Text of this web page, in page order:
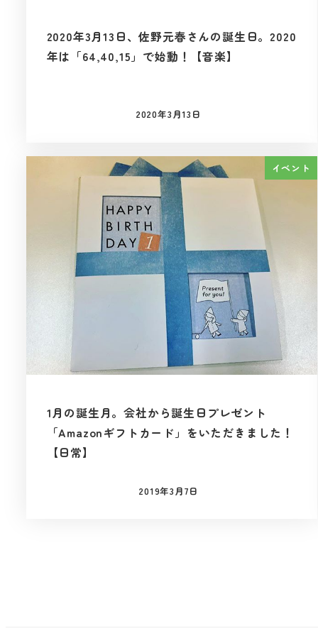
2020年3月13日、佐野元春さんの誕生日。2020
年は「64,40,15」で始動！【音楽】
投稿日
2020年3月13日
イベント
1月の誕生月。会社から誕生日プレゼント
「Amazonギフトカード」をいただきました！
【日常】
投稿日
2019年3月7日